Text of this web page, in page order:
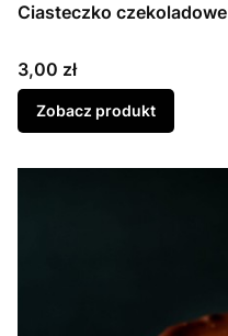
Ciasteczko czekoladowe
Cena
3,00 zł
Zobacz produkt